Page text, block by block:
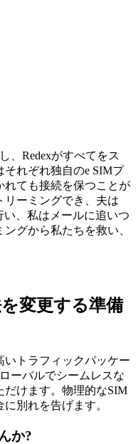
、Redexがすべてをス
れぞれ独自のe SIMプ
れても接続を保つことが
リーミングでき、夫は
い、私はメールに追いつ
グから私たちを救い、
変更する準備
トラフィックパッケー
ーバルでシームレスな
だけます。物理的なSIM
別れを告げます。
か?